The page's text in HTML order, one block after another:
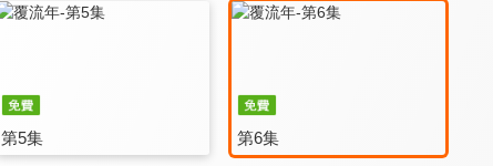
第5集 第6集